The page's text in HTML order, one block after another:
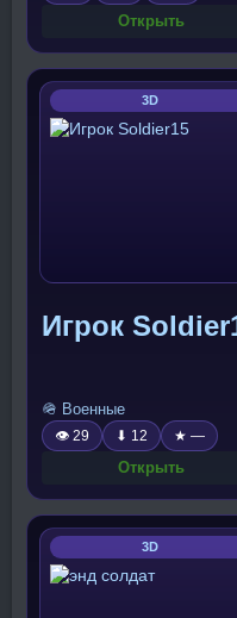
Открыть
3D
Игрок
🪖 Военные
👁 29 ⬇ 12 ★ —
Открыть
3D